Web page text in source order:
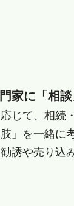
家に「相談
じて、相続
」を一緒に
誘や売り込